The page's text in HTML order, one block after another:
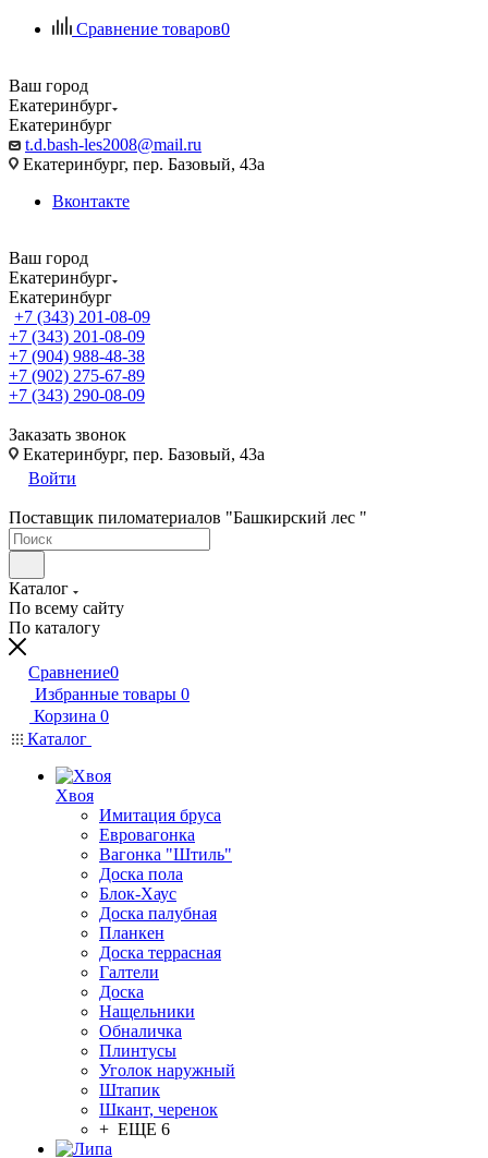
Сравнение товаров0
Ваш город
Екатеринбург
Екатеринбург
t.d.bash-les2008@mail.ru
Екатеринбург, пер. Базовый, 43а
Вконтакте
Ваш город
Екатеринбург
Екатеринбург
+7 (343) 201-08-09
+7 (343) 201-08-09
+7 (904) 988-48-38
+7 (902) 275-67-89
+7 (343) 290-08-09
Заказать звонок
Екатеринбург, пер. Базовый, 43а
Войти
Поставщик пиломатериалов "Башкирский лес "
Каталог
По всему сайту
По каталогу
Сравнение0
Избранные товары 0
Корзина 0
Каталог
Хвоя
Имитация бруса
Евровагонка
Вагонка "Штиль"
Доска пола
Блок-Хаус
Доска палубная
Планкен
Доска террасная
Галтели
Доска
Нащельники
Обналичка
Плинтусы
Уголок наружный
Штапик
Шкант, черенок
+ ЕЩЕ 6